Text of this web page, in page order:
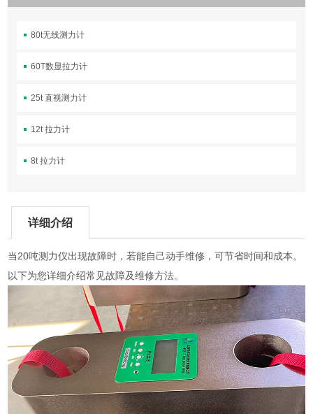
80t无线测力计
60T数显拉力计
25t 直视测力计
12t 拉力计
8t 拉力计
详细介绍
当20吨测力仪出现故障时，若能自己动手维修，可节省时间和成本。
以下为您详细介绍常见故障及维修方法。